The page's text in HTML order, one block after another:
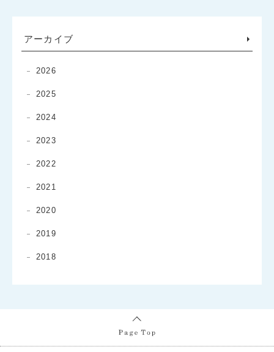
アーカイブ
2026
2025
2024
2023
2022
2021
2020
2019
2018